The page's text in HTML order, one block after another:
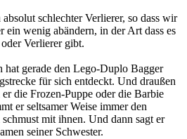
schlechter Verlierer, so dass wir
wenig abändern, in der Art dass es
Verlierer gibt.
gerade den Lego-Duplo Bagger
für sich entdeckt. Und draußen
die Frozen-Puppe oder die Barbie
er seltsamer Weise immer den
mit ihnen. Und dann sagt er
seiner Schwester.